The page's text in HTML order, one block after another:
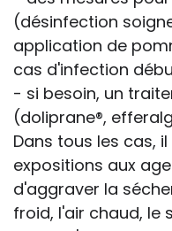
(désinfection
application de
cas d'infection
- si besoin, un
(doliprane®,
Dans tous les cas,
expositions aux
d'aggraver la
froid, l'air chaud, le